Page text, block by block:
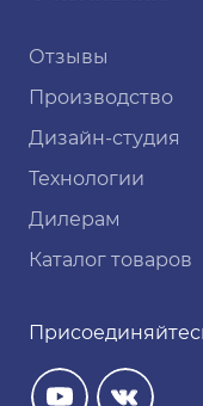
Отзывы
Производство
Дизайн-студия
Технологии
Дилерам
Каталог товаров